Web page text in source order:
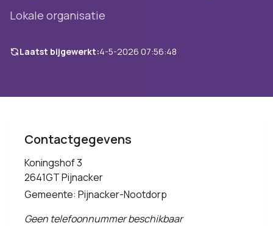
Lokale organisatie
Laatst bijgewerkt:4-5-2026 07:56:48
Contactgegevens
Koningshof 3
2641GT Pijnacker
Gemeente: Pijnacker-Nootdorp
Geen telefoonnummer beschikbaar